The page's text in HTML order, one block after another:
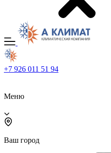
+7 926 011 51 94
Меню
Ваш город